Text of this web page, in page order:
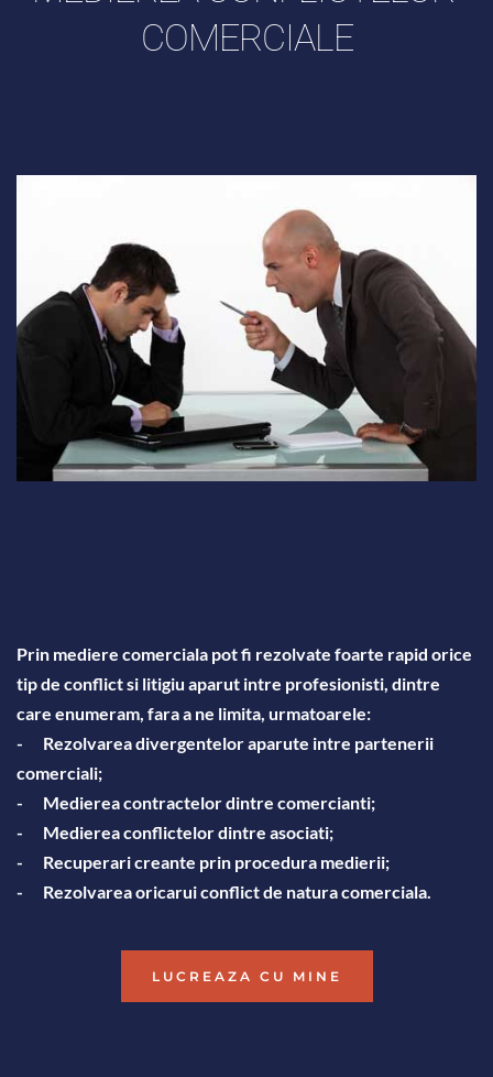
COMERCIALE
Prin mediere comerciala pot fi rezolvate foarte rapid orice
tip de conflict si litigiu aparut intre profesionisti, dintre
care enumeram, fara a ne limita, urmatoarele:
-      Rezolvarea divergentelor aparute intre partenerii
comerciali;
-	Medierea contractelor dintre comercianti;
-	Medierea conflictelor dintre asociati;
-	Recuperari creante prin procedura medierii;
-	Rezolvarea oricarui conflict de natura comerciala.
LUCREAZA CU MINE